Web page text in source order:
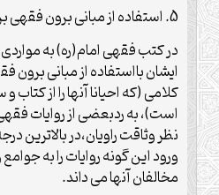
5. استفاده از مبانی برون فقهی برای رد روایات;
در کتب فقهی امام(ره) به
ایشان بااستفاده از مبانی برون
کلامی (که احیانا آنها را از
است)، به ردبعضی از روایات
نظر وثاقت راویان،در بالاترین
ورود این گونه روایات را به
مخالفان آنها می داند.